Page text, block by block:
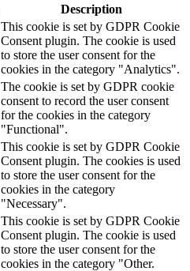
Description
This cookie is set by GDPR Cookie
Consent plugin. The cookie is used
to store the user consent for the
cookies in the category "Analytics".
The cookie is set by GDPR cookie
consent to record the user consent
for the cookies in the category
"Functional".
This cookie is set by GDPR Cookie
Consent plugin. The cookies is used
to store the user consent for the
cookies in the category
"Necessary".
This cookie is set by GDPR Cookie
Consent plugin. The cookie is used
to store the user consent for the
cookies in the category "Other.